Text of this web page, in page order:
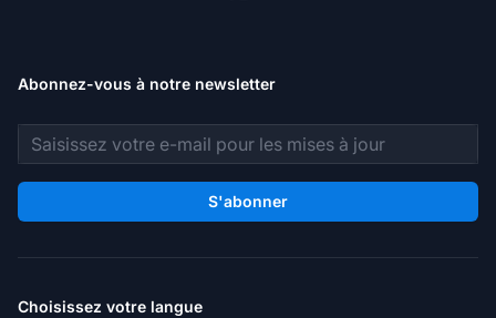
Abonnez-vous à notre newsletter
Adresse e-mail
S'abonner
Choisissez votre langue